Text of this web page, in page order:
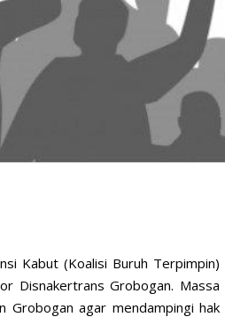
Kabut (Koalisi Buruh Terpimpin)
Disnakertrans Grobogan. Massa
agar mendampingi hak